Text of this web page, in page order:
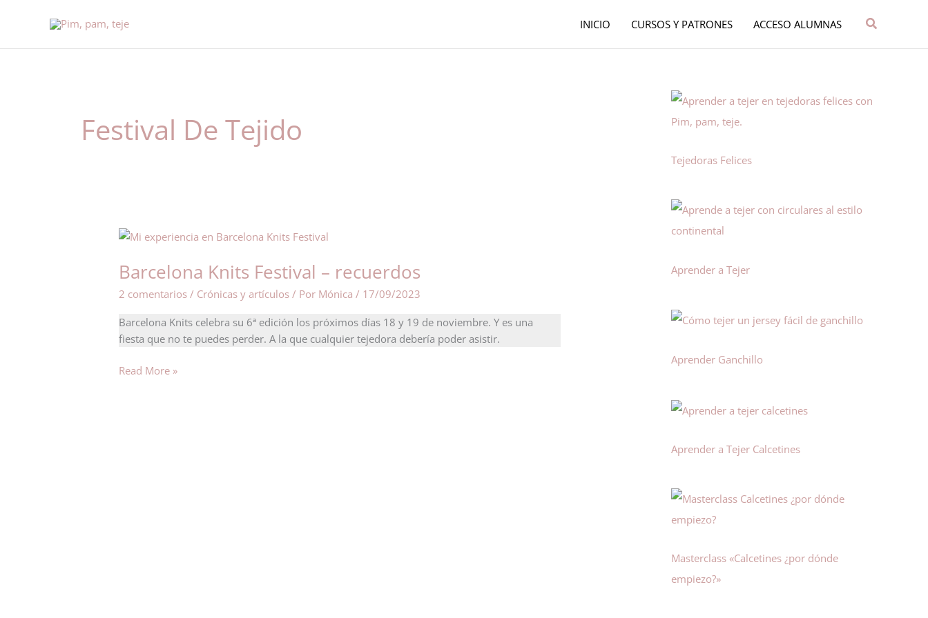
INICIO CURSOS Y PATRONES ACCESO ALUMNAS Buscar
Festival De Tejido
Barcelona Knits Festival – recuerdos
2 comentarios / Crónicas y artículos / Por Mónica/ 17/09/2023
Barcelona Knits celebra su 6ª edición los próximos días 18 y 19 de noviembre. Y es una
fiesta que no te puedes perder. A la que cualquier tejedora debería poder asistir.
Barcelona
Festival
recuerdos
Read More »
Tejedoras Felices
Aprender a Tejer
Aprender Ganchillo
Aprender a Tejer Calcetines
Masterclass «Calcetines ¿por dónde
empiezo?»